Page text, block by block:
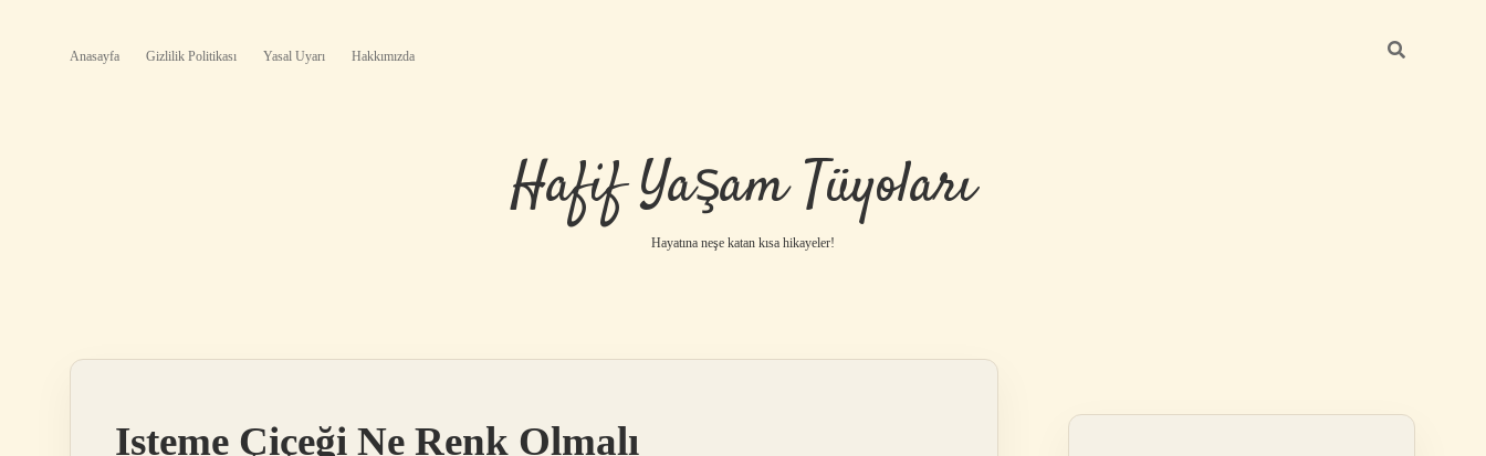
Anasayfa Gizlilik Politikası Yasal Uyarı Hakkımızda
Hafif Yaşam Tüyoları
Hayatına neşe katan kısa hikayeler!
Isteme Çiçeği Ne Renk Olmalı